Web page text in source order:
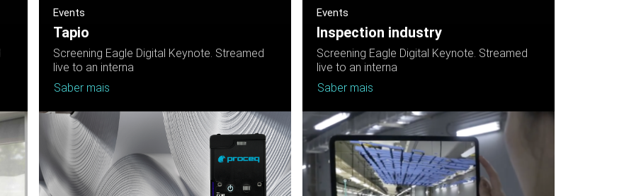
Events
Tapio
Screening Eagle Digital Keynote. Streamed
live to an interna
Saber mais
Events
Inspection industry
Screening Eagle Digital Keynote. Streamed
live to an interna
Saber mais